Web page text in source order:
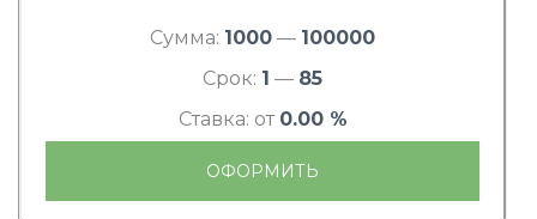
Сумма: 1000 — 100000
Срок: 1 — 85
Ставка: от 0.00 %
ОФОРМИТЬ